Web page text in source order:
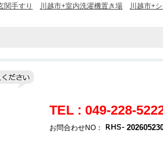
関手すり 川越市+室内洗濯機置き場 川越市+
TEL : 049-228-
お問合わせNO：